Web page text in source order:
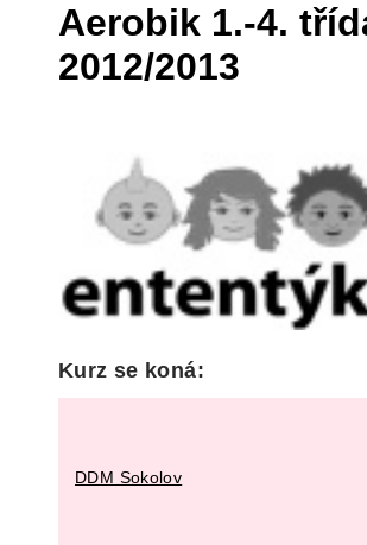
Aerobik 1.-4.
2012/2013
Kurz se koná:
DDM Sokolov